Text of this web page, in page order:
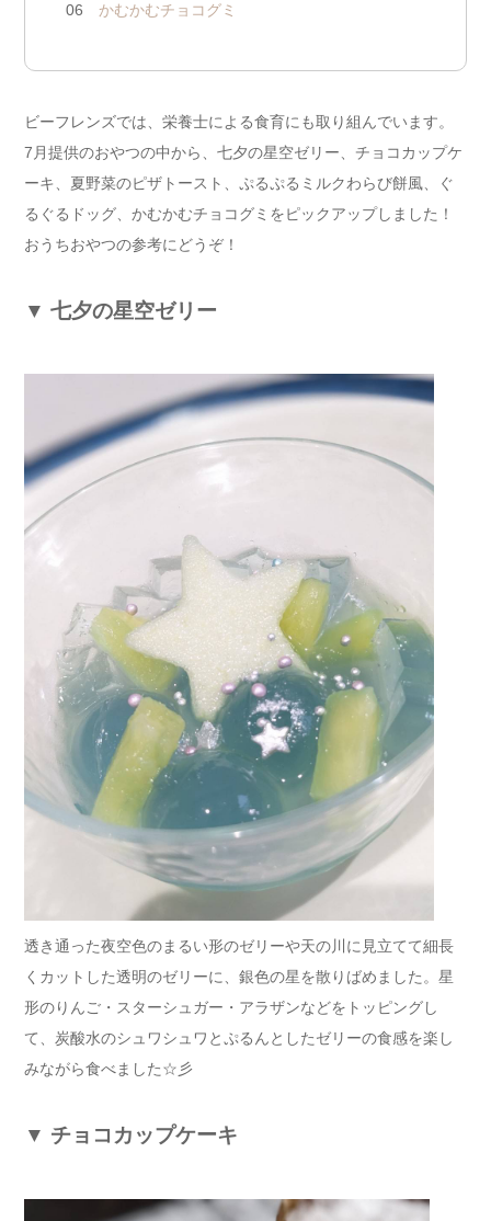
06 かむかむチョコグミ
ビーフレンズでは、栄養士による食育にも取り組んでいます。
7月提供のおやつの中から、七夕の星空ゼリー、チョコカップケ
ーキ、夏野菜のピザトースト、ぷるぷるミルクわらび餅風、ぐ
るぐるドッグ、かむかむチョコグミをピックアップしました！
おうちおやつの参考にどうぞ！
▼ 七夕の星空ゼリー
透き通った夜空色のまるい形のゼリーや天の川に見立てて細長
くカットした透明のゼリーに、銀色の星を散りばめました。星
形のりんご・スターシュガー・アラザンなどをトッピングし
て、炭酸水のシュワシュワとぷるんとしたゼリーの食感を楽し
みながら食べました☆彡
▼ チョコカップケーキ